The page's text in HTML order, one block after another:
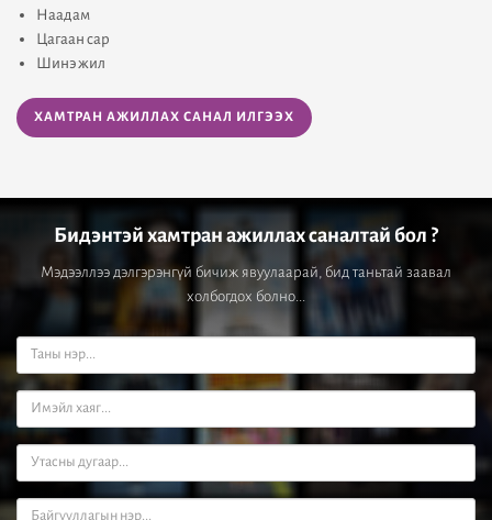
Наадам
Цагаан сар
Шинэ жил
ХАМТРАН АЖИЛЛАХ САНАЛ ИЛГЭЭХ
Бидэнтэй хамтран ажиллах саналтай бол ?
Мэдээллээ дэлгэрэнгүй бичиж явуулаарай, бид таньтай заавал
холбогдох болно...